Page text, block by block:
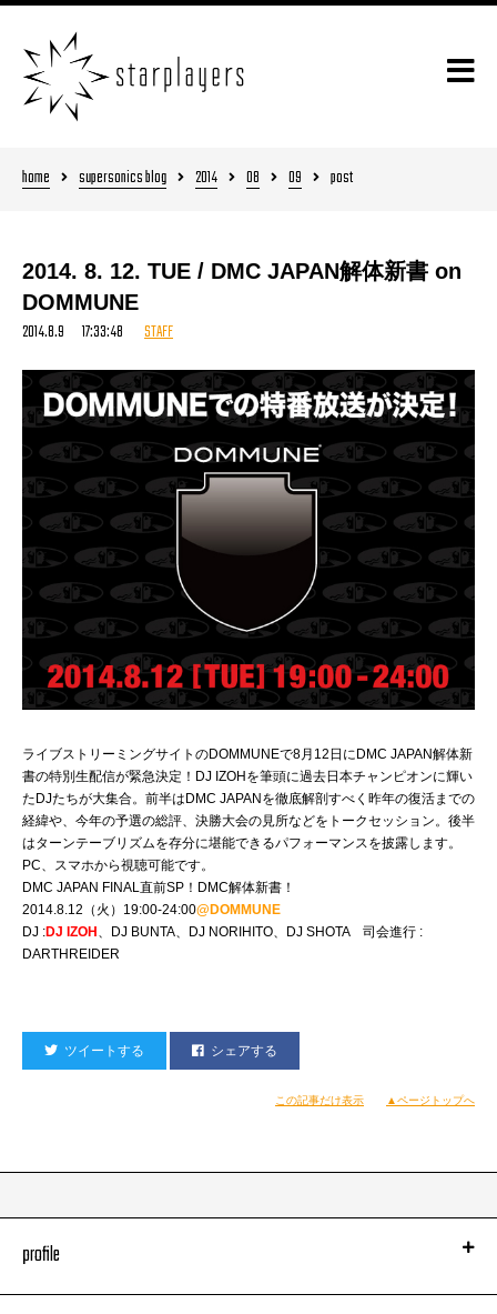
home supersonics blog 2014 08 09 post
2014. 8. 12. TUE / DMC JAPAN解体新書 on
DOMMUNE
2014.8.9 17:33:48 STAFF
ライブストリーミングサイトのDOMMUNEで8月12日にDMC JAPAN解体新
書の特別生配信が緊急決定！DJ IZOHを筆頭に過去日本チャンピオンに輝い
たDJたちが大集合。前半はDMC JAPANを徹底解剖すべく昨年の復活までの
経緯や、今年の予選の総評、決勝大会の見所などをトークセッション。後半
はターンテーブリズムを存分に堪能できるパフォーマンスを披露します。
PC、スマホから視聴可能です。
DMC JAPAN FINAL直前SP！DMC解体新書！
2014.8.12（火）19:00-24:00@DOMMUNE
DJ :DJ IZOH 、DJ BUNTA、DJ NORIHITO、DJ SHOTA 司会進行 :
DARTHREIDER
ツイートする シェアする
この記事だけ表示 ▲ページトップへ
profile